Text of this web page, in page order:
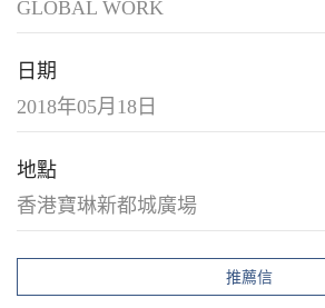
GLOBAL WORK
日期
2018年05月18日
地點
香港寶琳新都城廣場
推薦信